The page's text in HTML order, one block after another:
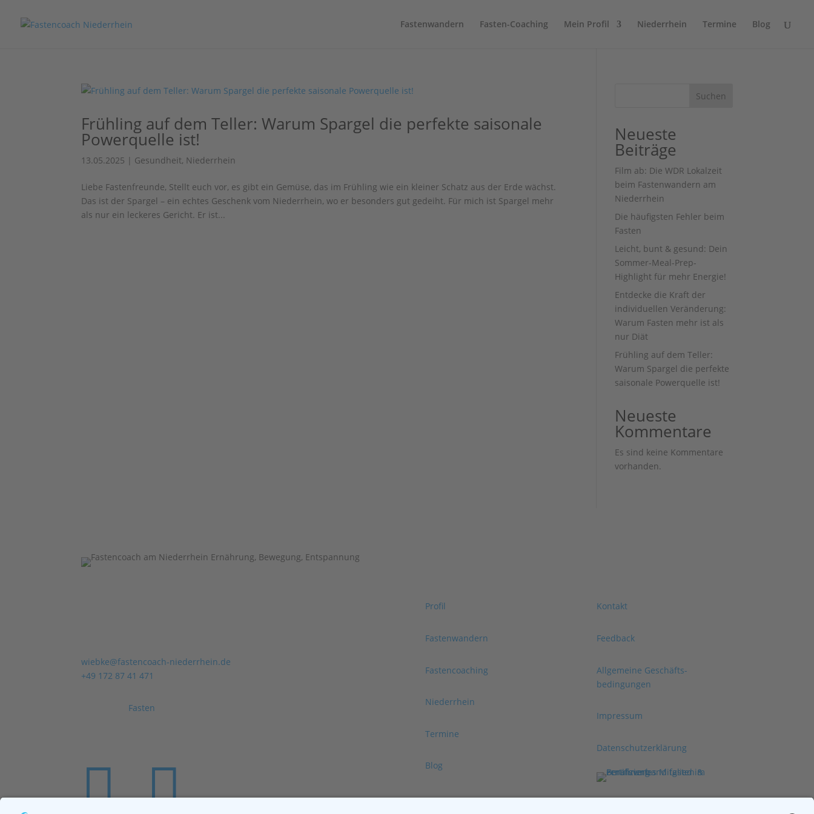
Fastenwandern Fasten-Coaching Mein Profil Niederrhein Termine Blog
Frühling auf dem Teller: Warum Spargel die perfekte saisonale
Powerquelle ist!
13.05.2025 | Gesundheit, Niederrhein
Liebe Fastenfreunde, Stellt euch vor, es gibt ein Gemüse, das im Frühling wie ein kleiner Schatz aus der Erde wächst.
Das ist der Spargel – ein echtes Geschenk vom Niederrhein, wo er besonders gut gedeiht. Für mich ist Spargel mehr
als nur ein leckeres Gericht. Er ist...
Suchen
Neueste
Beiträge
Film ab: Die WDR Lokalzeit
beim Fastenwandern am
Niederrhein
Die häufigsten Fehler beim
Fasten
Leicht, bunt & gesund: Dein
Sommer-Meal-Prep-
Highlight für mehr Energie!
Entdecke die Kraft der
individuellen Veränderung:
Warum Fasten mehr ist als
nur Diät
Frühling auf dem Teller:
Warum Spargel die perfekte
saisonale Powerquelle ist!
Neueste
Kommentare
Es sind keine Kommentare
vorhanden.
wiebke@fastencoach-niederrhein.de
+49 172 87 41 471
Fasten
 
Profil
Fastenwandern
Fastencoaching
Niederrhein
Termine
Blog
Kontakt
Feedback
Allgemeine Geschäfts­
bedingungen
Impressum
Datenschutzerklärung